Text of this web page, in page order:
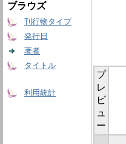
ブラウズ
刊行物タイプ
発行日
著者
タイトル
利用統計
プ
レ
ビ
ュ
ー